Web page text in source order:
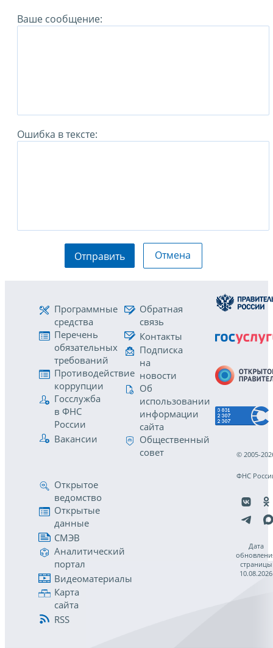
Ваше сообщение:
Ошибка в тексте:
Отправить Отмена
Программные
средства
Перечень
обязательных
требований
Противодействие
коррупции
Госслужба
в ФНС
России
Вакансии
Обратная
связь
Контакты
Подписка
на
новости
Об
использовании
информации
сайта
Общественный
совет
Открытое
ведомство
Открытые
данные
СМЭВ
Аналитический
портал
Видеоматериалы
Карта
сайта
RSS
© 2005-
ФНС
Дата
страницы
10.08.2026